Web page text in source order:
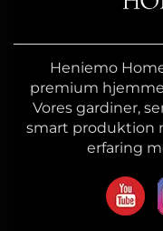
Heniemo
premium
Vores gardiner,
smart produktion
erfaring